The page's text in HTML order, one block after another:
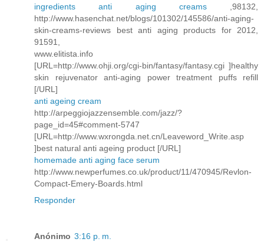
ingredients anti aging creams,98132,
http://www.hasenchat.net/blogs/101302/145586/anti-aging-
skin-creams-reviews best anti aging products for 2012,
91591,
www.elitista.info
[URL=http://www.ohji.org/cgi-bin/fantasy/fantasy.cgi ]healthy
skin rejuvenator anti-aging power treatment puffs refill
[/URL]
anti ageing cream
http://arpeggiojazzensemble.com/jazz/?
page_id=45#comment-5747
[URL=http://www.wxrongda.net.cn/Leaveword_Write.asp
]best natural anti ageing product [/URL]
homemade anti aging face serum
http://www.newperfumes.co.uk/product/11/470945/Revlon-
Compact-Emery-Boards.html
Responder
Anónimo 3:16 p. m.